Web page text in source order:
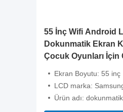
55 İnç Wifi Android
Dokunmatik Ekran
Çocuk Oyunları İçin
Ekran Boyutu: 55 inç
LCD marka:
Ürün adı: